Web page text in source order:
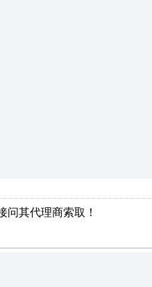
问其代理商索取！